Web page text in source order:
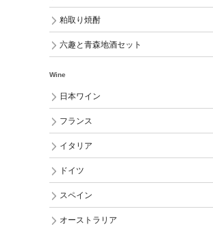
粕取り焼酎
六趣と青森地酒セット
Wine
日本ワイン
フランス
イタリア
ドイツ
スペイン
オーストラリア